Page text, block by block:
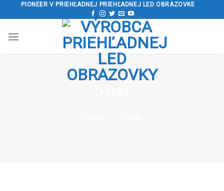
Preskočiť
na
obsah
PIONEER V PRIEHĽADNEJ PRIEHĽADNEJ LED OBRAZOVKE